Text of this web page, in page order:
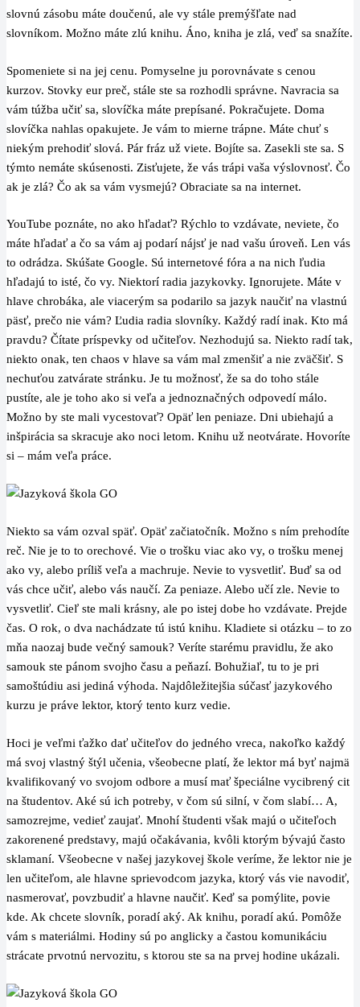
slovnú zásobu máte doučenú, ale vy stále premýšľate nad
slovníkom. Možno máte zlú knihu. Áno, kniha je zlá, veď sa snažíte.
Spomeniete si na jej cenu. Pomyselne ju porovnávate s cenou
kurzov. Stovky eur preč, stále ste sa rozhodli správne. Navracia sa
vám túžba učiť sa, slovíčka máte prepísané. Pokračujete. Doma
slovíčka nahlas opakujete. Je vám to mierne trápne. Máte chuť s
niekým prehodiť slová. Pár fráz už viete. Bojíte sa. Zasekli ste sa. S
týmto nemáte skúsenosti. Zisťujete, že vás trápi vaša výslovnosť. Čo
ak je zlá? Čo ak sa vám vysmejú? Obraciate sa na internet.
YouTube poznáte, no ako hľadať? Rýchlo to vzdávate, neviete, čo
máte hľadať a čo sa vám aj podarí nájsť je nad vašu úroveň. Len vás
to odrádza. Skúšate Google. Sú internetové fóra a na nich ľudia
hľadajú to isté, čo vy. Niektorí radia jazykovky. Ignorujete. Máte v
hlave chrobáka, ale viacerým sa podarilo sa jazyk naučiť na vlastnú
päsť, prečo nie vám? Ľudia radia slovníky. Každý radí inak. Kto má
pravdu? Čítate príspevky od učiteľov. Nezhodujú sa. Niekto radí tak,
niekto onak, ten chaos v hlave sa vám mal zmenšiť a nie zväčšiť. S
nechuťou zatvárate stránku. Je tu možnosť, že sa do toho stále
pustíte, ale je toho ako si veľa a jednoznačných odpovedí málo.
Možno by ste mali vycestovať? Opäť len peniaze. Dni ubiehajú a
inšpirácia sa skracuje ako noci letom. Knihu už neotvárate. Hovoríte
si – mám veľa práce.
Niekto sa vám ozval späť. Opäť začiatočník. Možno s ním prehodíte
reč. Nie je to to orechové. Vie o trošku viac ako vy, o trošku menej
ako vy, alebo príliš veľa a machruje. Nevie to vysvetliť. Buď sa od
vás chce učiť, alebo vás naučí. Za peniaze. Alebo učí zle. Nevie to
vysvetliť. Cieľ ste mali krásny, ale po istej dobe ho vzdávate. Prejde
čas. O rok, o dva nachádzate tú istú knihu. Kladiete si otázku – to zo
mňa naozaj bude večný samouk? Veríte starému pravidlu, že ako
samouk ste pánom svojho času a peňazí. Bohužiaľ, tu to je pri
samoštúdiu asi jediná výhoda. Najdôležitejšia súčasť jazykového
kurzu je práve lektor, ktorý tento kurz vedie.
Hoci je veľmi ťažko dať učiteľov do jedného vreca, nakoľko každý
má svoj vlastný štýl učenia, všeobecne platí, že lektor má byť najmä
kvalifikovaný vo svojom odbore a musí mať špeciálne vycibrený cit
na študentov. Aké sú ich potreby, v čom sú silní, v čom slabí… A,
samozrejme, vedieť zaujať. Mnohí študenti však majú o učiteľoch
zakorenené predstavy, majú očakávania, kvôli ktorým bývajú často
sklamaní. Všeobecne v našej jazykovej škole veríme, že lektor nie je
len učiteľom, ale hlavne sprievodcom jazyka, ktorý vás vie navodiť,
nasmerovať, povzbudiť a hlavne naučiť. Keď sa pomýlite, povie
kde. Ak chcete slovník, poradí aký. Ak knihu, poradí akú. Pomôže
vám s materiálmi. Hodiny sú po anglicky a častou komunikáciu
strácate prvotnú nervozitu, s ktorou ste sa na prvej hodine ukázali.